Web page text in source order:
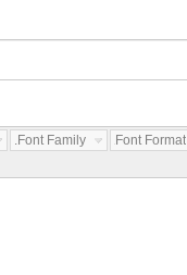
Font Family... Font Format...